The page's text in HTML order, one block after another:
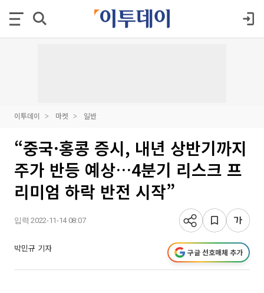
이투데이 마켓 일반
“중국·홍콩 증시, 내년 상반기까지
주가 반등 예상…4분기 리스크 프
리미엄 하락 반전 시작”
입력 2022-11-14 08:07
박민규 기자 구글 선호매체 추가